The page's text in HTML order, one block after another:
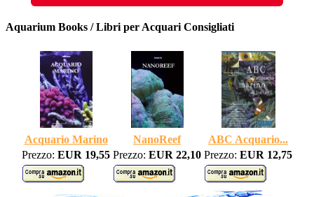
Aquarium Books / Libri per Acquari Consigliati
Acquario Marino NanoReef
ABC Acquario...
Prezzo: EUR 19,55 Prezzo: EUR 22,10 Prezzo: EUR 12,75